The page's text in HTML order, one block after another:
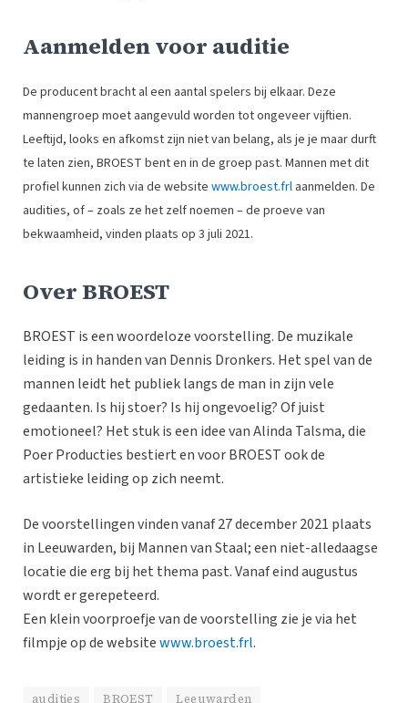
Aanmelden voor auditie
De producent bracht al een aantal spelers bij elkaar. Deze
mannengroep moet aangevuld worden tot ongeveer vijftien.
Leeftijd, looks en afkomst zijn niet van belang, als je je maar durft
te laten zien, BROEST bent en in de groep past. Mannen met dit
profiel kunnen zich via de website www.broest.frl aanmelden. De
audities, of – zoals ze het zelf noemen – de proeve van
bekwaamheid, vinden plaats op 3 juli 2021.
Over BROEST
BROEST is een woordeloze voorstelling. De muzikale
leiding is in handen van Dennis Dronkers. Het spel van de
mannen leidt het publiek langs de man in zijn vele
gedaanten. Is hij stoer? Is hij ongevoelig? Of juist
emotioneel? Het stuk is een idee van Alinda Talsma, die
Poer Producties bestiert en voor BROEST ook de
artistieke leiding op zich neemt.
De voorstellingen vinden vanaf 27 december 2021 plaats
in Leeuwarden, bij Mannen van Staal; een niet-alledaagse
locatie die erg bij het thema past. Vanaf eind augustus
wordt er gerepeteerd.
Een klein voorproefje van de voorstelling zie je via het
filmpje op de websitewww.broest.frl.
audities BROEST
Leeuwarden